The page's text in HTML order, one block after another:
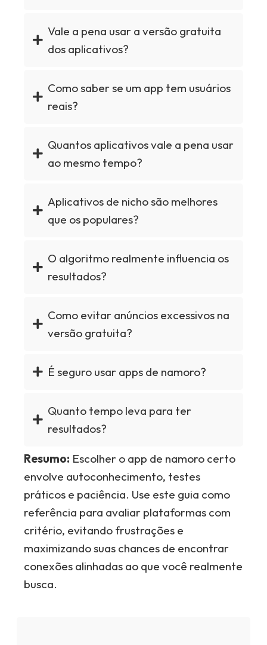
Vale a pena usar a versão gratuita
dos aplicativos?
Como saber se um app tem usuários
reais?
Quantos aplicativos vale a pena usar
ao mesmo tempo?
Aplicativos de nicho são melhores
que os populares?
O algoritmo realmente influencia os
resultados?
Como evitar anúncios excessivos na
versão gratuita?
É seguro usar apps de namoro?
Quanto tempo leva para ter
resultados?
Resumo: Escolher o app de namoro certo
envolve autoconhecimento, testes
práticos e paciência. Use este guia como
referência para avaliar plataformas com
critério, evitando frustrações e
maximizando suas chances de encontrar
conexões alinhadas ao que você realmente
busca.